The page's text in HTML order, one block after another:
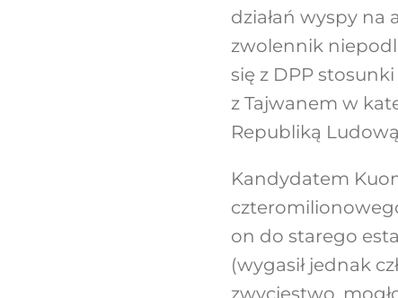
działań wyspy na
zwolennik
się z DPP
z Tajwanem w
Republiką
Kandydatem
on do starego
(wygasił jednak
zwycięstwo,